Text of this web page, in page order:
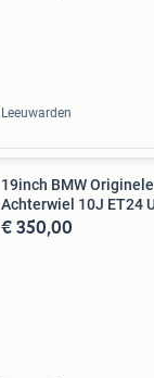
Leeuwarden
19inch BMW
Achterwiel 10J ET24
€ 350,00